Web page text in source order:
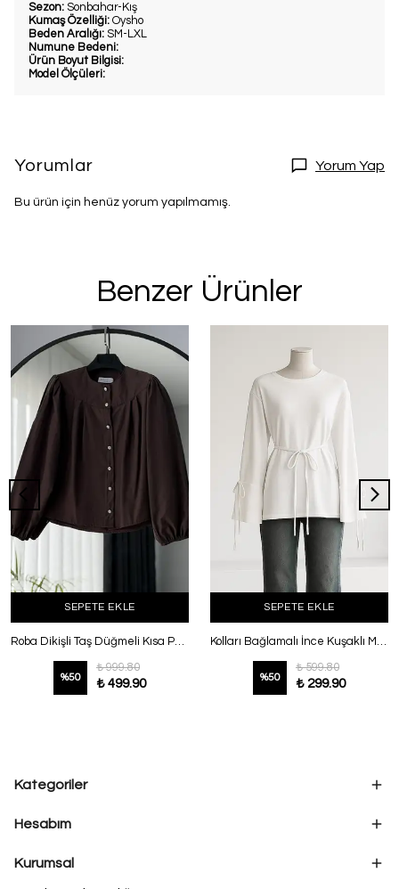
Sezon: Sonbahar-Kış
Kumaş Özelliği: Oysho
Beden Aralığı: SM-LXL
Numune Bedeni:
Ürün Boyut Bilgisi:
Model Ölçüleri:
Yorumlar Yorum Yap
Bu ürün için henüz yorum yapılmamış.
Benzer Ürünler
SEPETE EKLE
Roba Dikişli Taş Düğmeli Kısa Poplin Gömlek Kahve
%50
₺ 999.80
₺ 499.90
SEPETE EKLE
Kolları Bağlamalı İnce Kuşaklı Modal İkiip Tunik Ekru
%50
₺ 599.80
₺ 299.90
Kategoriler
Hesabım
Kurumsal